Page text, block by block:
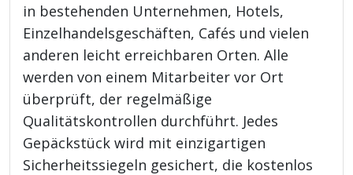
in bestehenden Unternehmen, Hotels,
Einzelhandelsgeschäften, Cafés und vielen
anderen leicht erreichbaren Orten. Alle
werden von einem Mitarbeiter vor Ort
überprüft, der regelmäßige
Qualitätskontrollen durchführt. Jedes
Gepäckstück wird mit einzigartigen
Sicherheitssiegeln gesichert, die kostenlos